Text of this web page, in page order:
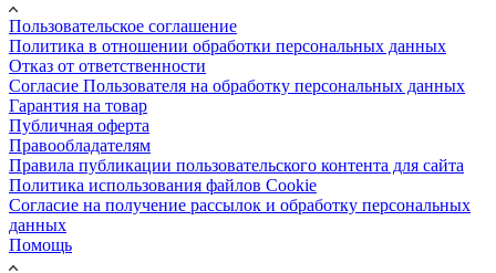
Пользовательское соглашение
Политика в отношении обработки персональных данных
Отказ от ответственности
Согласие Пользователя на обработку персональных данных
Гарантия на товар
Публичная оферта
Правообладателям
Правила публикации пользовательского контента для сайта
Политика использования файлов Cookie
Согласие на получение рассылок и обработку персональных
данных
Помощь